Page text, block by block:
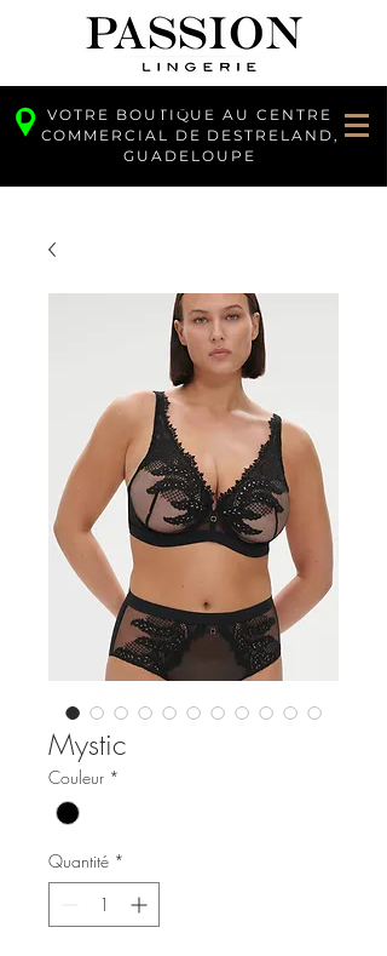
VOTRE BOUTIQUE AU CENTRE
COMMERCIAL DE DESTRELAND,
GUADELOUPE
Mystic
Couleur *
Quantité *